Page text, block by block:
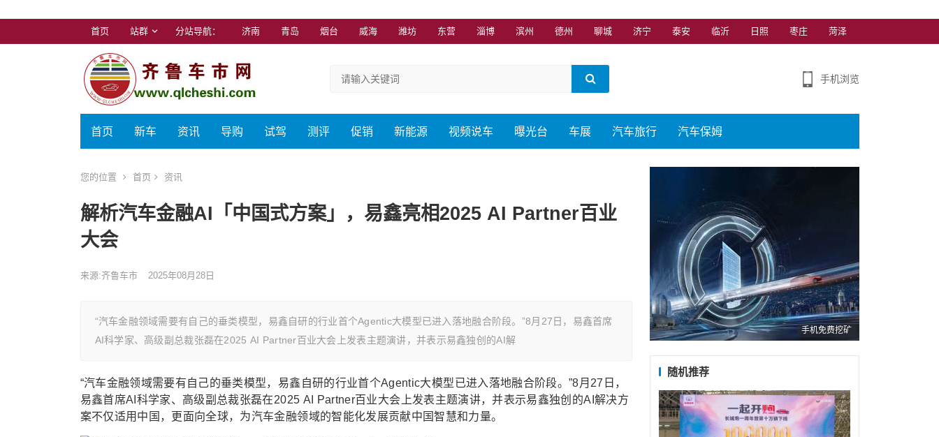
首页 站群 分站导航： 济南 青岛 烟台 威海 潍坊 东营 淄博 滨州 德州 聊城 济宁 泰安 临沂 日照 枣庄 菏泽
手机浏览
首页 新车 资讯 导购 试驾 测评 促销 新能源 视频说车 曝光台 车展 汽车旅行 汽车保姆
您的位置 首页 资讯
解析汽车金融AI「中国式方案」，易鑫亮相2025 AI Partner百业
大会
来源:齐鲁车市 2025年08月28日
“汽车金融领域需要有自己的垂类模型，易鑫自研的行业首个Agentic大模型已进入落地融合阶段。”8月27日，易鑫首席
AI科学家、高级副总裁张磊在2025 AI Partner百业大会上发表主题演讲，并表示易鑫独创的AI解
“汽车金融领域需要有自己的垂类模型，易鑫自研的行业首个Agentic大模型已进入落地融合阶段。”8月27日，
易鑫首席AI科学家、高级副总裁张磊在2025 AI Partner百业大会上发表主题演讲，并表示易鑫独创的AI解决方
案不仅适用中国，更面向全球，为汽车金融领域的智能化发展贡献中国智慧和力量。
手机免费挖矿
随机推荐